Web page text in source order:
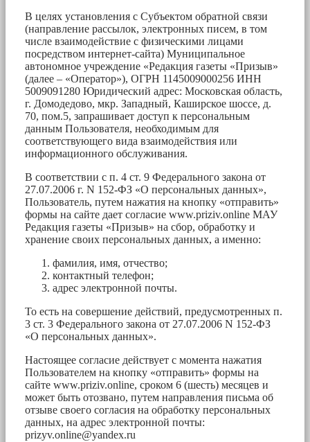
В целях установления с Субъектом обратной связи
(направление рассылок, электронных писем, в том
числе взаимодействие с физическими лицами
посредством интернет-сайта) Муниципальное
автономное учреждение «Редакция газеты «Призыв»
(далее – «Оператор»), ОГРН 1145009000256 ИНН
5009091280 Юридический адрес: Московская область,
г. Домодедово, мкр. Западный, Каширское шоссе, д.
70, пом.5, запрашивает доступ к персональным
данным Пользователя, необходимым для
соответствующего вида взаимодействия или
информационного обслуживания.
В соответствии с п. 4 ст. 9 Федерального закона от
27.07.2006 г. N 152-ФЗ «О персональных данных»,
Пользователь, путем нажатия на кнопку «отправить»
формы на сайте дает согласие www.priziv.online МАУ
Редакция газеты «Призыв» на сбор, обработку и
хранение своих персональных данных, а именно:
фамилия, имя, отчество;
контактный телефон;
адрес электронной почты.
То есть на совершение действий, предусмотренных п.
3 ст. 3 Федерального закона от 27.07.2006 N 152-ФЗ
«О персональных данных».
Настоящее согласие действует с момента нажатия
Пользователем на кнопку «отправить» формы на
сайте www.priziv.online, сроком 6 (шесть) месяцев и
может быть отозвано, путем направления письма об
отзыве своего согласия на обработку персональных
данных, на адрес электронной почты:
prizyv.online@yandex.ru